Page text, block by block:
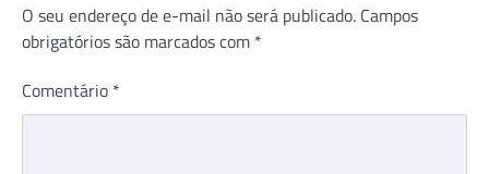
O seu endereço de e-mail não será publicado. Campos
obrigatórios são marcados com *
Comentário *